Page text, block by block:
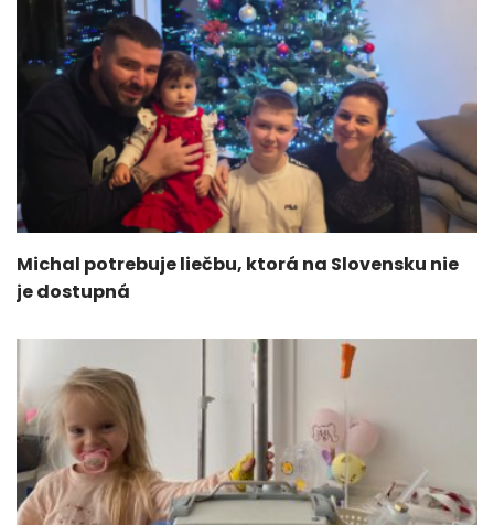
Michal potrebuje liečbu, ktorá na Slovensku nie
je dostupná